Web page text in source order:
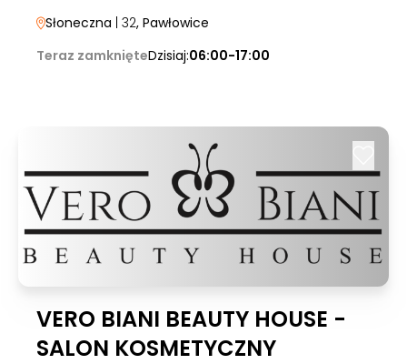
Słoneczna | 32, Pawłowice
Teraz zamknięteDzisiaj:06:00-17:00
VERO BIANI BEAUTY HOUSE -
SALON KOSMETYCZNY